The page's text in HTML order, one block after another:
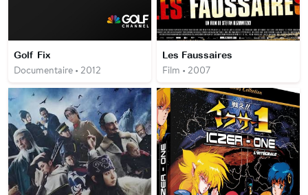
Golf Fix
Documentaire • 2012
Les Faussaires
Film • 2007